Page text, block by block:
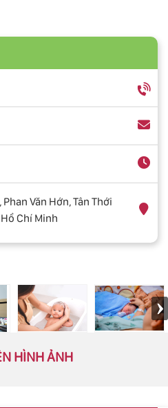
Văn Hớn, Tân Thới
Chí Minh
HÌNH ẢNH